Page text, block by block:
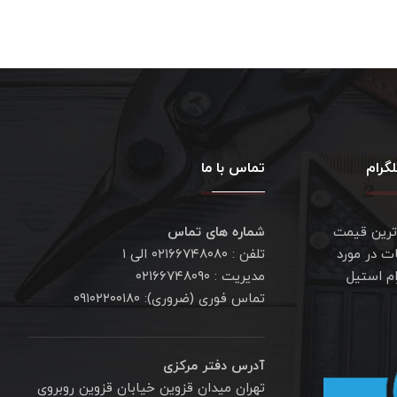
قیمت
در مورد
استیل
تماس با ما
شماره های تماس
تلفن : ۰۲۱۶۶۷۴۸۰۸۰ الی ۱
مدیریت : ۰۲۱۶۶۷۴۸۰۹۰
تماس فوری (ضروری): ۰۹۱۰۲۲۰۰۱۸۰
آدرس دفتر مرکزی
تهران میدان قزوین خیابان قزوین روبروی